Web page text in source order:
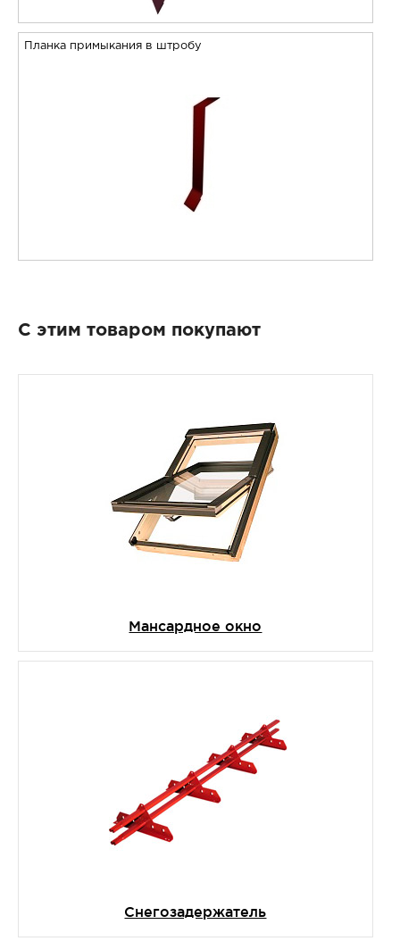
Планка примыкания в штробу
С этим товаром покупают
Мансардное окно
Снегозадержатель